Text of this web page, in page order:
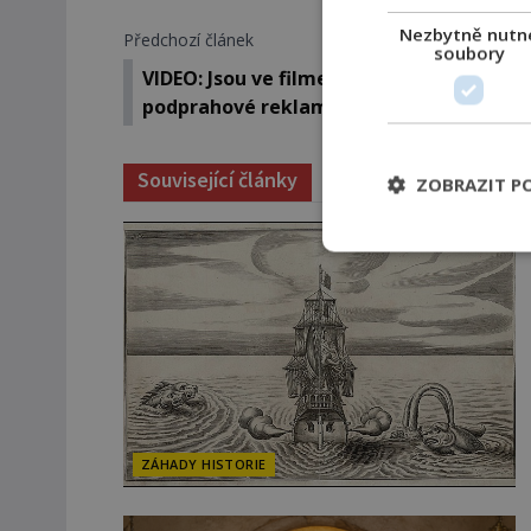
Předchozí článek
VIDEO: Jsou ve filmech a seriálech ukryté
podprahové reklamy?
Související články
ZÁHADY HISTORIE
Nezbytně
soubory
ZOBRAZIT